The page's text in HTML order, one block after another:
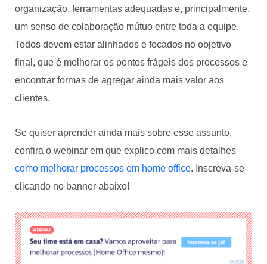
organização, ferramentas adequadas e, principalmente,
um senso de colaboração mútuo entre toda a equipe.
Todos devem estar alinhados e focados no objetivo
final, que é melhorar os pontos frágeis dos processos e
encontrar formas de agregar ainda mais valor aos
clientes.
Se quiser aprender ainda mais sobre esse assunto,
confira o webinar em que explico com mais detalhes
como melhorar processos em home office. Inscreva-se
clicando no banner abaixo!